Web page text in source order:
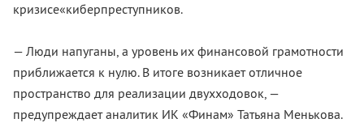
кризисе«киберпреступников.
— Люди напуганы, а уровень их финансовой грамотности
приближается к нулю. В итоге возникает отличное
пространство для реализации двухходовок, —
предупреждает аналитик ИК «Финам» Татьяна Менькова.